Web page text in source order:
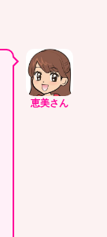
恵美さん